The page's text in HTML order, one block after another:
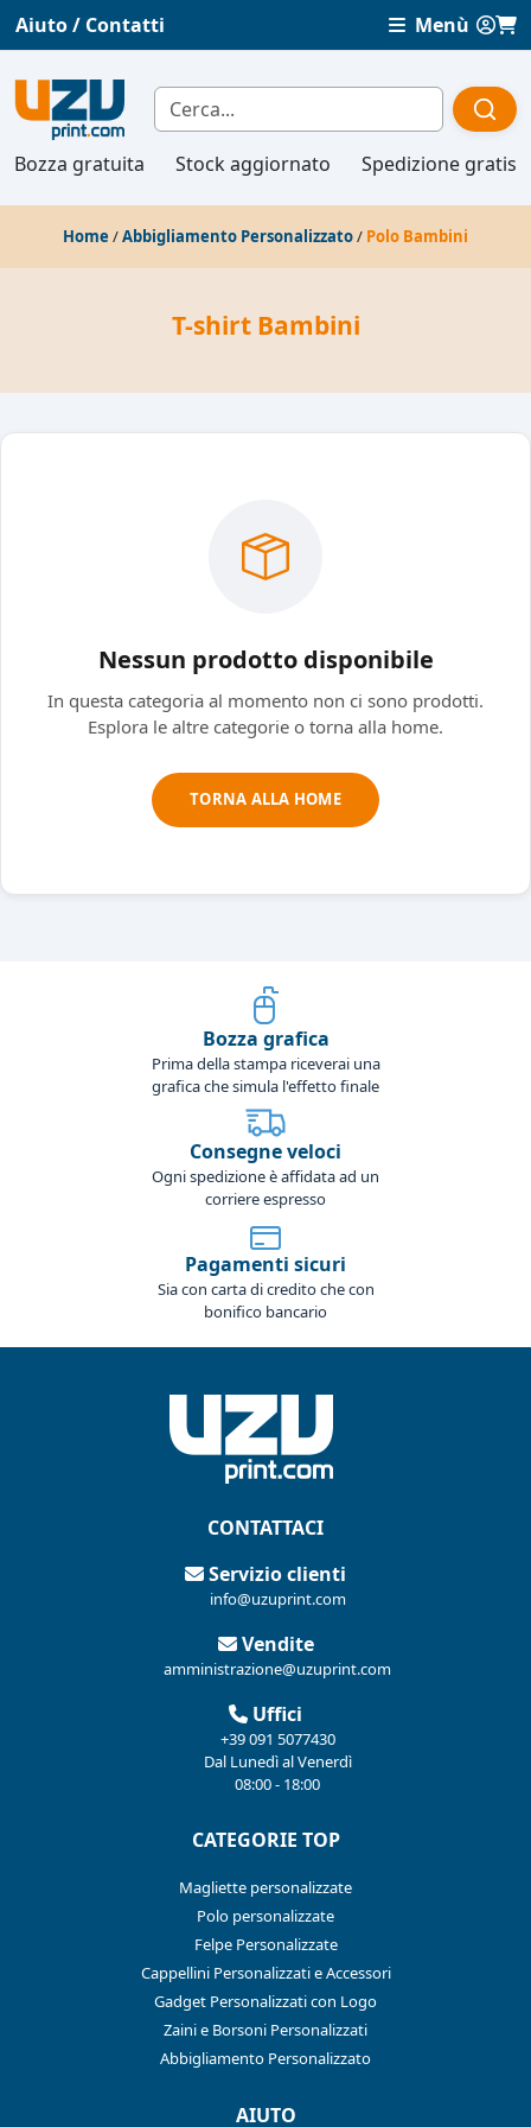
Aiuto / Contatti Menù
Bozza gratuita Stock aggiornato Spedizione gratis
Home /Abbigliamento Personalizzato/ Polo Bambini
T-shirt Bambini
Nessun prodotto disponibile
In questa categoria al momento non ci sono prodotti.
Esplora le altre categorie o torna alla home.
TORNA ALLA HOME
Bozza grafica
Prima della stampa riceverai una
grafica che simula l'effetto finale
Consegne veloci
Ogni spedizione è affidata ad un
corriere espresso
Pagamenti sicuri
Sia con carta di credito che con
bonifico bancario
CONTATTACI
Servizio clienti
info@uzuprint.com
Vendite
amministrazione@uzuprint.com
Uffici
+39 091 5077430
Dal Lunedì al Venerdì
08:00 - 18:00
CATEGORIE TOP
Magliette personalizzate
Polo personalizzate
Felpe Personalizzate
Cappellini Personalizzati e Accessori
Gadget Personalizzati con Logo
Zaini e Borsoni Personalizzati
Abbigliamento Personalizzato
AIUTO